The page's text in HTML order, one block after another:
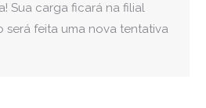
Sua carga ficará na filial
será feita uma nova tentativa